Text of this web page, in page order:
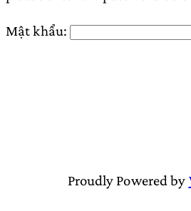
Mật khẩu:
Proudly Powered by